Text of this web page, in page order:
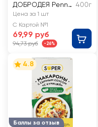
ДОБРОДЕЯ Penne
rigatе №5, группа
А высший сорт
400г
Цена за 1 шт
С Картой №1
69,99 руб
94,73 руб -26%
Баллы за отзыв
4.8